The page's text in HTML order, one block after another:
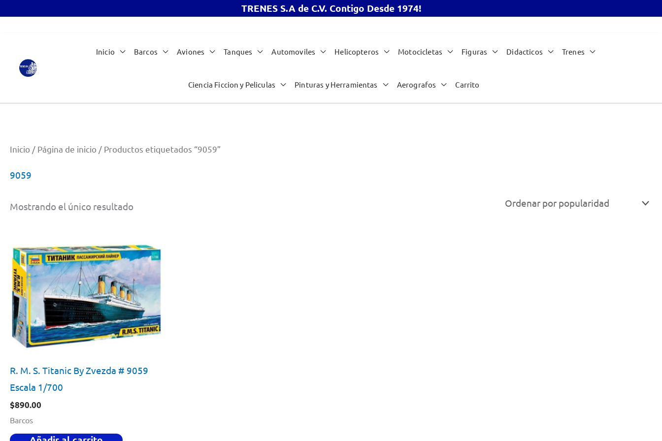
TRENES S.A de C.V. Contigo Desde 1974!
contenido
Inicio Barcos Aviones Tanques Automoviles Helicopteros Motocicletas Figuras Didacticos Trenes
Ciencia Ficcion y Peliculas Pinturas y Herramientas Aerografos Carrito
Inicio / Página de inicio / Productos etiquetados “9059”
9059
Mostrando el único resultado
R. M. S. Titanic By Zvezda # 9059
Escala 1/700
$890.00
Barcos